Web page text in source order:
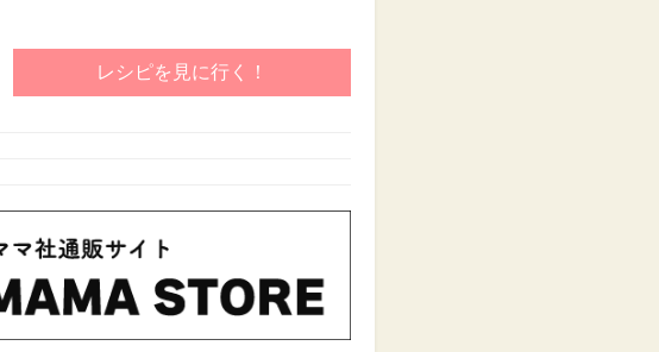
レシピを見に行く！